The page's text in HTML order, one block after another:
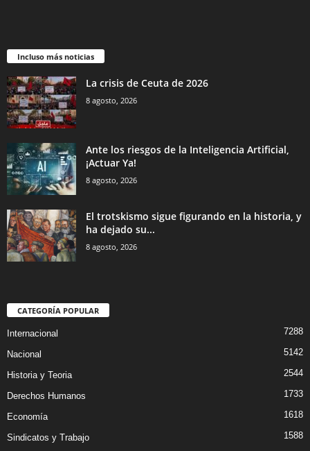
Incluso más noticias
La crisis de Ceuta de 2026
8 agosto, 2026
Ante los riesgos de la Inteligencia Artificial,
¡Actuar Ya!
8 agosto, 2026
El trotskismo sigue figurando en la historia, y
ha dejado su...
8 agosto, 2026
CATEGORÍA POPULAR
Internacional 7288
Nacional 5142
Historia y Teoria 2544
Derechos Humanos 1733
Economía 1618
Sindicatos y Trabajo 1588